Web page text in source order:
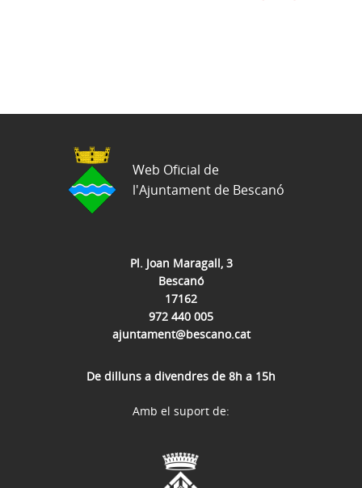
Pl. Joan Maragall, 3
Bescanó
17162
972 440 005
ajuntament@bescano.cat
De dilluns a divendres de 8h a 15h
Web Oficial de
l'Ajuntament de Bescanó
Amb el suport de: